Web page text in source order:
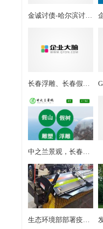
金诚讨债-哈尔滨讨债催收中心 哈尔滨讨债公司
长春浮雕、长春假山-长春市中之兰景观有限公司
中之兰景观，长春市中之兰景观有限公司长春地区假山制作，雕塑设计公司
生态环境部部署疫情防控常态化前提下污染防治攻坚战工作